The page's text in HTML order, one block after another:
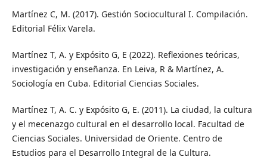
Martínez C, M. (2017). Gestión Sociocultural I. Compilación.
Editorial Félix Varela.
Martínez T, A. y Expósito G, E (2022). Reflexiones teóricas,
investigación y enseñanza. En Leiva, R & Martínez, A.
Sociología en Cuba. Editorial Ciencias Sociales.
Martínez T, A. C. y Expósito G, E. (2011). La ciudad, la cultura
y el mecenazgo cultural en el desarrollo local. Facultad de
Ciencias Sociales. Universidad de Oriente. Centro de
Estudios para el Desarrollo Integral de la Cultura.